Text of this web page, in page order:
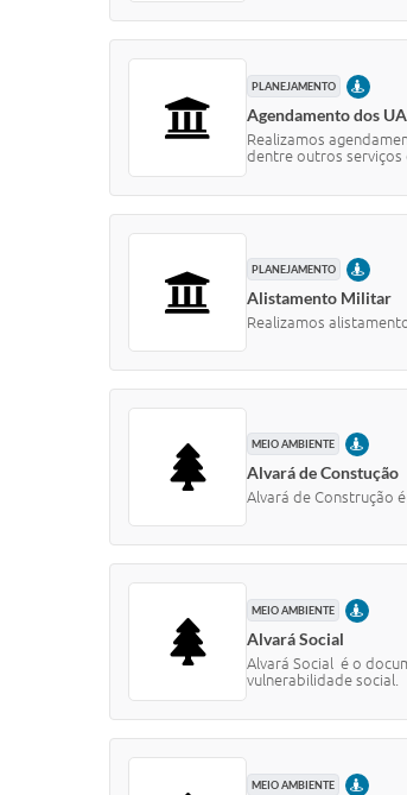
PLANEJAMENTO
Agendamento dos
Realizamos
dentre outros serviços
PLANEJAMENTO
Alistamento Militar
Realizamos
MEIO AMBIENTE
Alvará de Constução
Alvará de Construção
MEIO AMBIENTE
Alvará Social
Alvará Social é o
vulnerabilidade social.
MEIO AMBIENTE